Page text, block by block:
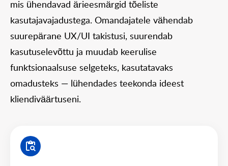
mis ühendavad ärieesmärgid tõeliste
kasutajavajadustega. Omandajatele vähendab
suurepärane UX/UI takistusi, suurendab
kasutuselevõttu ja muudab keerulise
funktsionaalsuse selgeteks, kasutatavaks
omadusteks — lühendades teekonda ideest
kliendiväärtuseni.